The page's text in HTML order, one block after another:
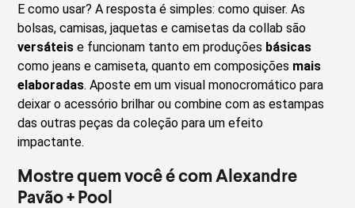
E como usar? A resposta é simples: como quiser. As
bolsas, camisas, jaquetas e camisetas da collab são
versáteis e funcionam tanto em produções básicas
como jeans e camiseta, quanto em composições mais
elaboradas. Aposte em um visual monocromático para
deixar o acessório brilhar ou combine com as estampas
das outras peças da coleção para um efeito
impactante.
Mostre quem você é com Alexandre
Pavão + Pool